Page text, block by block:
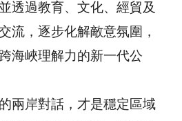
透過教育、文化、經貿及
流，逐步化解敵意氛圍，
海峽理解力的新一代公
兩岸對話，才是穩定區域